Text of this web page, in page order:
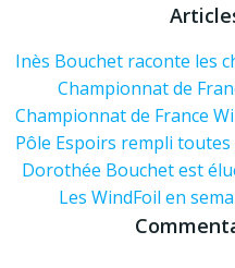
Inès Bouchet raconte les
Championnat de
Championnat de France
Pôle Espoirs rempli
Dorothée Bouchet est
Les WindFoil en